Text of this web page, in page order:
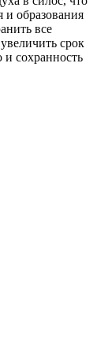
и образования
все
срок
и сохранность